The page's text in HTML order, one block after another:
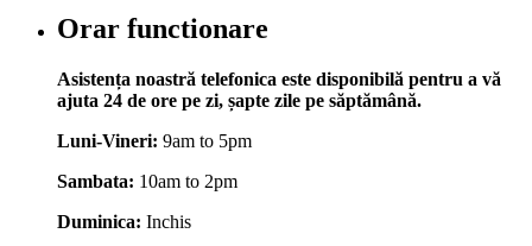
Orar functionare
Asistența noastră telefonica este disponibilă pentru a vă
ajuta 24 de ore pe zi, șapte zile pe săptămână.
Luni-Vineri: 9am to 5pm
Sambata: 10am to 2pm
Duminica: Inchis